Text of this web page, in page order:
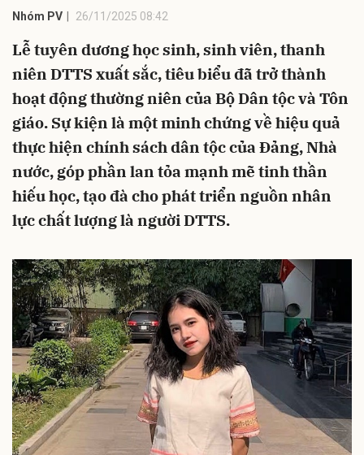
Nhóm PV 26/11/2025 08:42
Lễ tuyên dương học sinh, sinh viên, thanh
niên DTTS xuất sắc, tiêu biểu đã trở thành
hoạt động thường niên của Bộ Dân tộc và Tôn
giáo. Sự kiện là một minh chứng về hiệu quả
thực hiện chính sách dân tộc của Đảng, Nhà
nước, góp phần lan tỏa mạnh mẽ tinh thần
hiếu học, tạo đà cho phát triển nguồn nhân
lực chất lượng là người DTTS.